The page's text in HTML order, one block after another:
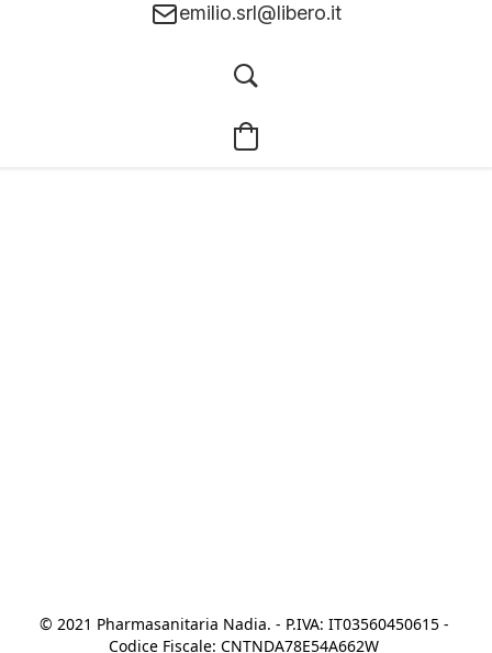
emilio.srl@libero.it
© 2021 Pharmasanitaria Nadia. - P.IVA: IT03560450615 -
Codice Fiscale: CNTNDA78E54A662W